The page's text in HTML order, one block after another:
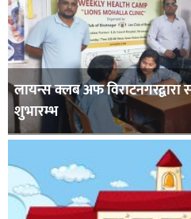
लायन्स क्लब अफ विराटनगरद्वारा
शुभारम्भ